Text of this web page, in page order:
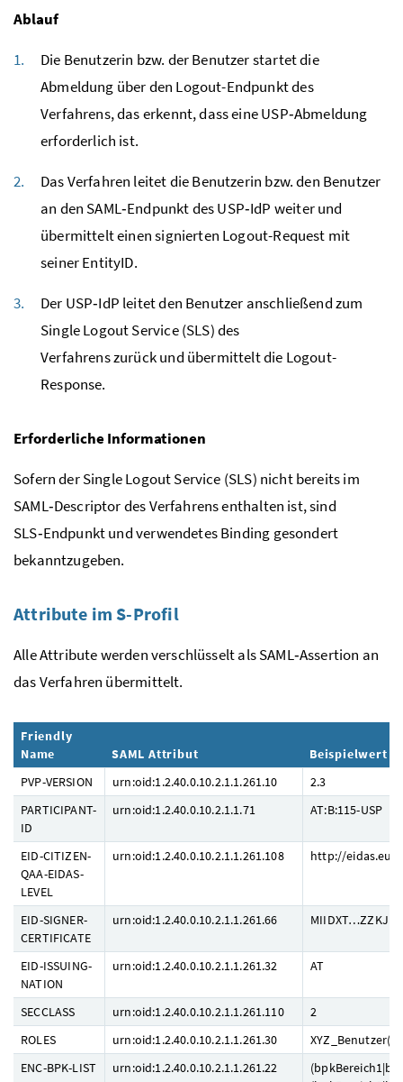
Ablauf
Die Benutzerin bzw. der Benutzer startet die
Abmeldung über den Logout-Endpunkt des
Verfahrens, das erkennt, dass eine USP‑Abmeldung
erforderlich ist.
Das Verfahren leitetdie Benutzerin bzw. den Benutzer
an den SAML‑Endpunkt des USP‑IdP weiter und
übermittelt einen signierten Logout-Request mit
seiner EntityID.
Der USP‑IdP leitet den Benutzer anschließend zum
Single Logout Service (SLS) des
Verfahrens zurück und übermittelt die Logout-
Response.
Erforderliche Informationen
Sofern der Single Logout Service (SLS) nicht bereits im
SAML‑Descriptor des Verfahrens enthalten ist, sind
SLS‑Endpunkt und verwendetes Binding gesondert
bekanntzugeben.
Attribute im S-Profil
Alle Attribute werdenverschlüsselt als SAML‑Assertion an
das Verfahren übermittelt.
Friendly
Name
SAML Attribut
Beispielwert
PVP-VERSION
urn:oid:1.2.40.0.10.2.1.1.261.10
2.3
PARTICIPANT-
ID
urn:oid:1.2.40.0.10.2.1.1.71 AT:B:115-USP
EID-CITIZEN-
QAA-EIDAS-
LEVEL
urn:oid:1.2.40.0.10.2.1.1.261.108 http://
EID-SIGNER-
CERTIFICATE
urn:oid:1.2.40.0.10.2.1.1.261.66
EID-ISSUING-
NATION
urn:oid:1.2.40.0.10.2.1.1.261.32 AT
SECCLASS urn:oid:1.2.40.0.10.2.1.1.261.110
2
ROLES
urn:oid:1.2.40.0.10.2.1.1.261.30
ENC-BPK-LIST
urn:oid:1.2.40.0.10.2.1.1.261.22